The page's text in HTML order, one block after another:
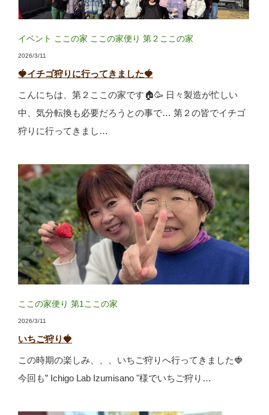
イベント ここの家 ここの家便り 第２ここの家
2026/3/11
🍓イチゴ狩りに行ってきました🍓
こんにちは、第２ここの家です🏠🥳 日々製造が忙しい
中、気分転換も必要だろうとの事で… 第２の皆でイチゴ
狩りに行ってきまし…
ここの家便り 第1ここの家
2026/3/11
いちご狩り🍓
この時期の楽しみ、、、いちご狩りへ行ってきました🍓
今回も” Ichigo Lab Izumisano "様でいちご狩り…